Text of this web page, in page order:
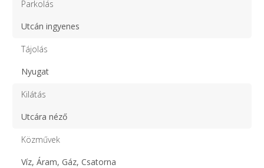
Parkolás
Utcán ingyenes
Tájolás
Nyugat
Kilátás
Utcára néző
Közművek
Víz, Áram, Gáz, Csatorna